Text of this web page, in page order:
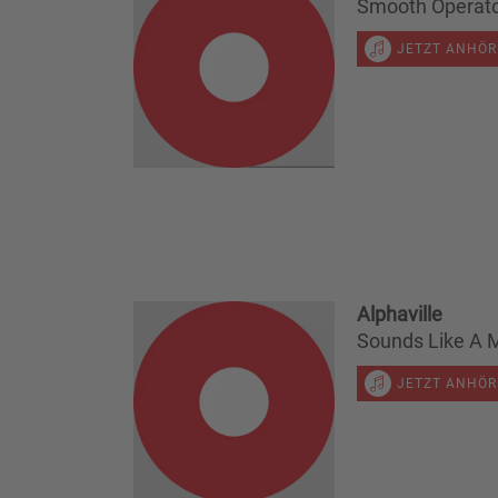
Smooth
JETZT
Alphaville
Sounds Like A
JETZT